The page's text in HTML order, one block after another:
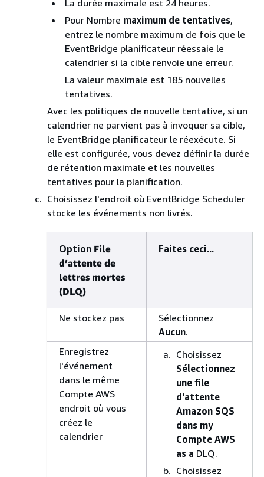
La durée maximale est 24 heures.
Pour Nombre maximum de tentatives,
entrez le nombre maximum de fois que le
EventBridge planificateur réessaie le
calendrier si la cible renvoie une erreur.
La valeur maximale est 185 nouvelles
tentatives.
Avec les politiques de nouvelle tentative, si un
calendrier ne parvient pas à invoquer sa cible,
le EventBridge planificateur le réexécute. Si
elle est configurée, vous devez définir la durée
de rétention maximale et les nouvelles
tentatives pour la planification.
Choisissez l'endroit où EventBridge Scheduler
stocke les événements non livrés.
Option File
d’attente de
lettres mortes
(DLQ)
Faites ceci...
Ne stockez pas
Sélectionnez
Aucun.
Enregistrez
l'événement
dans le même
Compte AWS
endroit où vous
créez le
calendrier
Choisissez
Sélectionnez
une file
d'attente
Amazon SQS
dans my
Compte AWS
as a DLQ.
Choisissez